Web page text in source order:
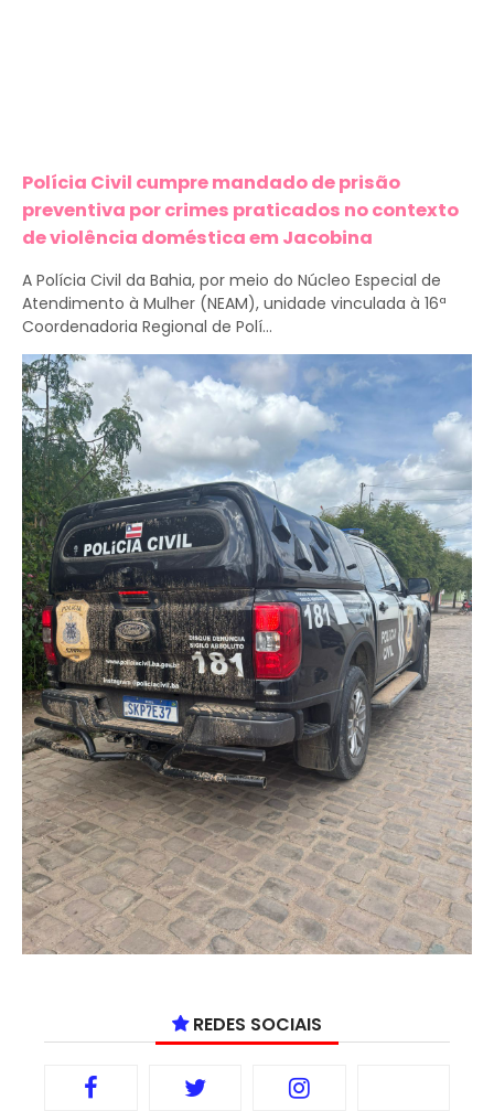
Polícia Civil cumpre mandado de prisão
preventiva por crimes praticados no contexto
de violência doméstica em Jacobina
A Polícia Civil da Bahia, por meio do Núcleo Especial de
Atendimento à Mulher (NEAM), unidade vinculada à 16ª
Coordenadoria Regional de Polí...
REDES SOCIAIS